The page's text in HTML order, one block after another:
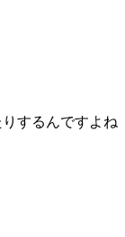
するんですよね